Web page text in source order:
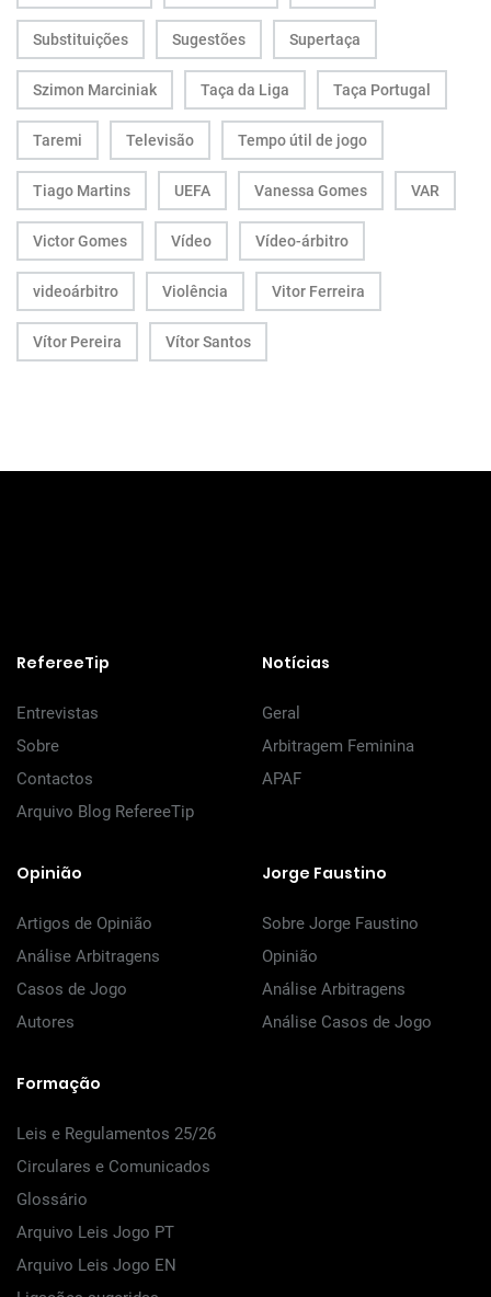
Substituições Sugestões Supertaça
Szimon Marciniak Taça da Liga Taça Portugal
Taremi Televisão Tempo útil de jogo
Tiago Martins UEFA Vanessa Gomes VAR
Victor Gomes Vídeo Vídeo-árbitro
videoárbitro Violência Vitor Ferreira
Vítor Pereira Vítor Santos
RefereeTip
Entrevistas
Sobre
Contactos
Arquivo Blog RefereeTip
Notícias
Geral
Arbitragem Feminina
APAF
Opinião
Artigos de Opinião
Análise Arbitragens
Casos de Jogo
Autores
Jorge Faustino
Sobre Jorge Faustino
Opinião
Análise Arbitragens
Análise Casos de Jogo
Formação
Leis e Regulamentos 25/26
Circulares e Comunicados
Glossário
Arquivo Leis Jogo PT
Arquivo Leis Jogo EN